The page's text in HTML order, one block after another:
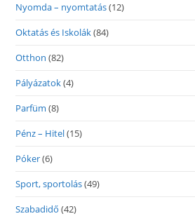
Nyomda – nyomtatás(12)
Oktatás és Iskolák(84)
Otthon (82)
Pályázatok(4)
Parfüm (8)
Pénz – Hitel(15)
Póker(6)
Sport, sportolás(49)
Szabadidő (42)